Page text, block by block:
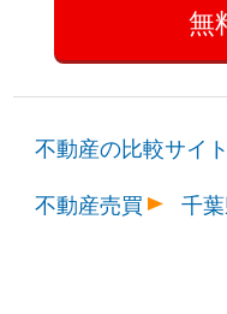
不動産の比較サイ
不動産売買
千